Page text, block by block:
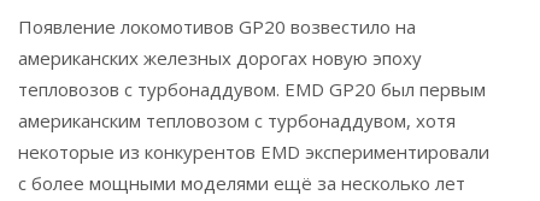
Появление локомотивов GP20 возвестило на
американских железных дорогах новую эпоху
тепловозов с турбонаддувом. EMD GP20 был первым
американским тепловозом с турбонаддувом, хотя
некоторые из конкурентов EMD экспериментировали
с более мощными моделями ещё за несколько лет